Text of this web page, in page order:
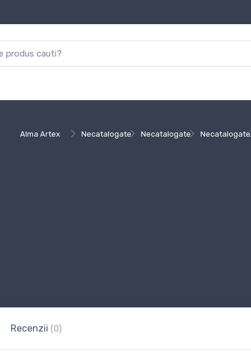
Alma Artex Necatalogate Necatalogate Necatalogate
Recenzii (0)